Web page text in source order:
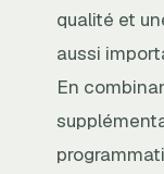
qualité et
aussi
En